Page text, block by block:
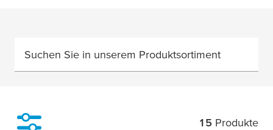
Suchen Sie in unserem Produktsortiment
15 Produkte